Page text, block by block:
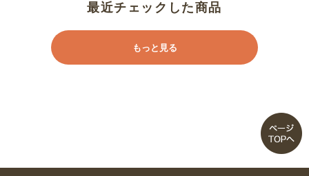
最近チェックした商品
もっと見る